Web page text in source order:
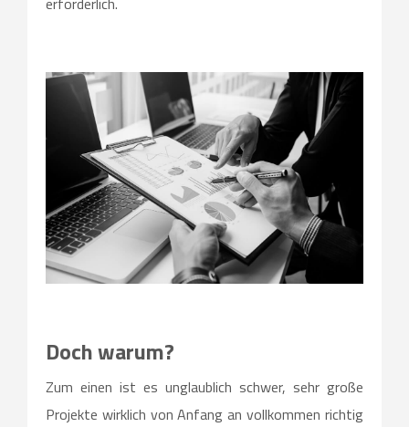
Doch warum?
Zum einen ist es unglaublich schwer, sehr große
Projekte wirklich von Anfang an vollkommen richtig